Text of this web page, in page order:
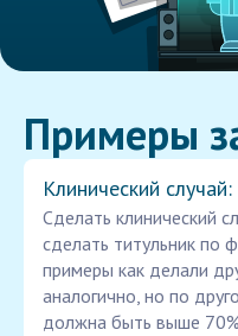
Примеры
Клинический
Сделать клинический
сделать титульник по
примеры как делали
аналогично, но по
должна быть выше 70%